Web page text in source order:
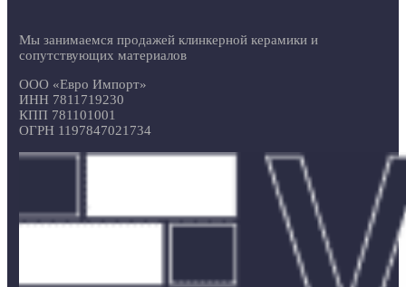
Мы занимаемся продажей клинкерной керамики и
сопутствующих материалов
ООО «Евро Импорт»
ИНН 7811719230
КПП 781101001
ОГРН 1197847021734